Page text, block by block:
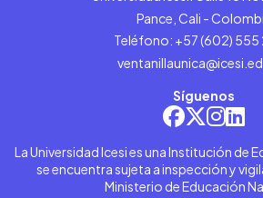
Pance, Cali -
Teléfono: +57 (602)
Síguenos
La Universidad Icesi es una Institución de
se encuentra sujeta a inspección y
Ministerio de Educación